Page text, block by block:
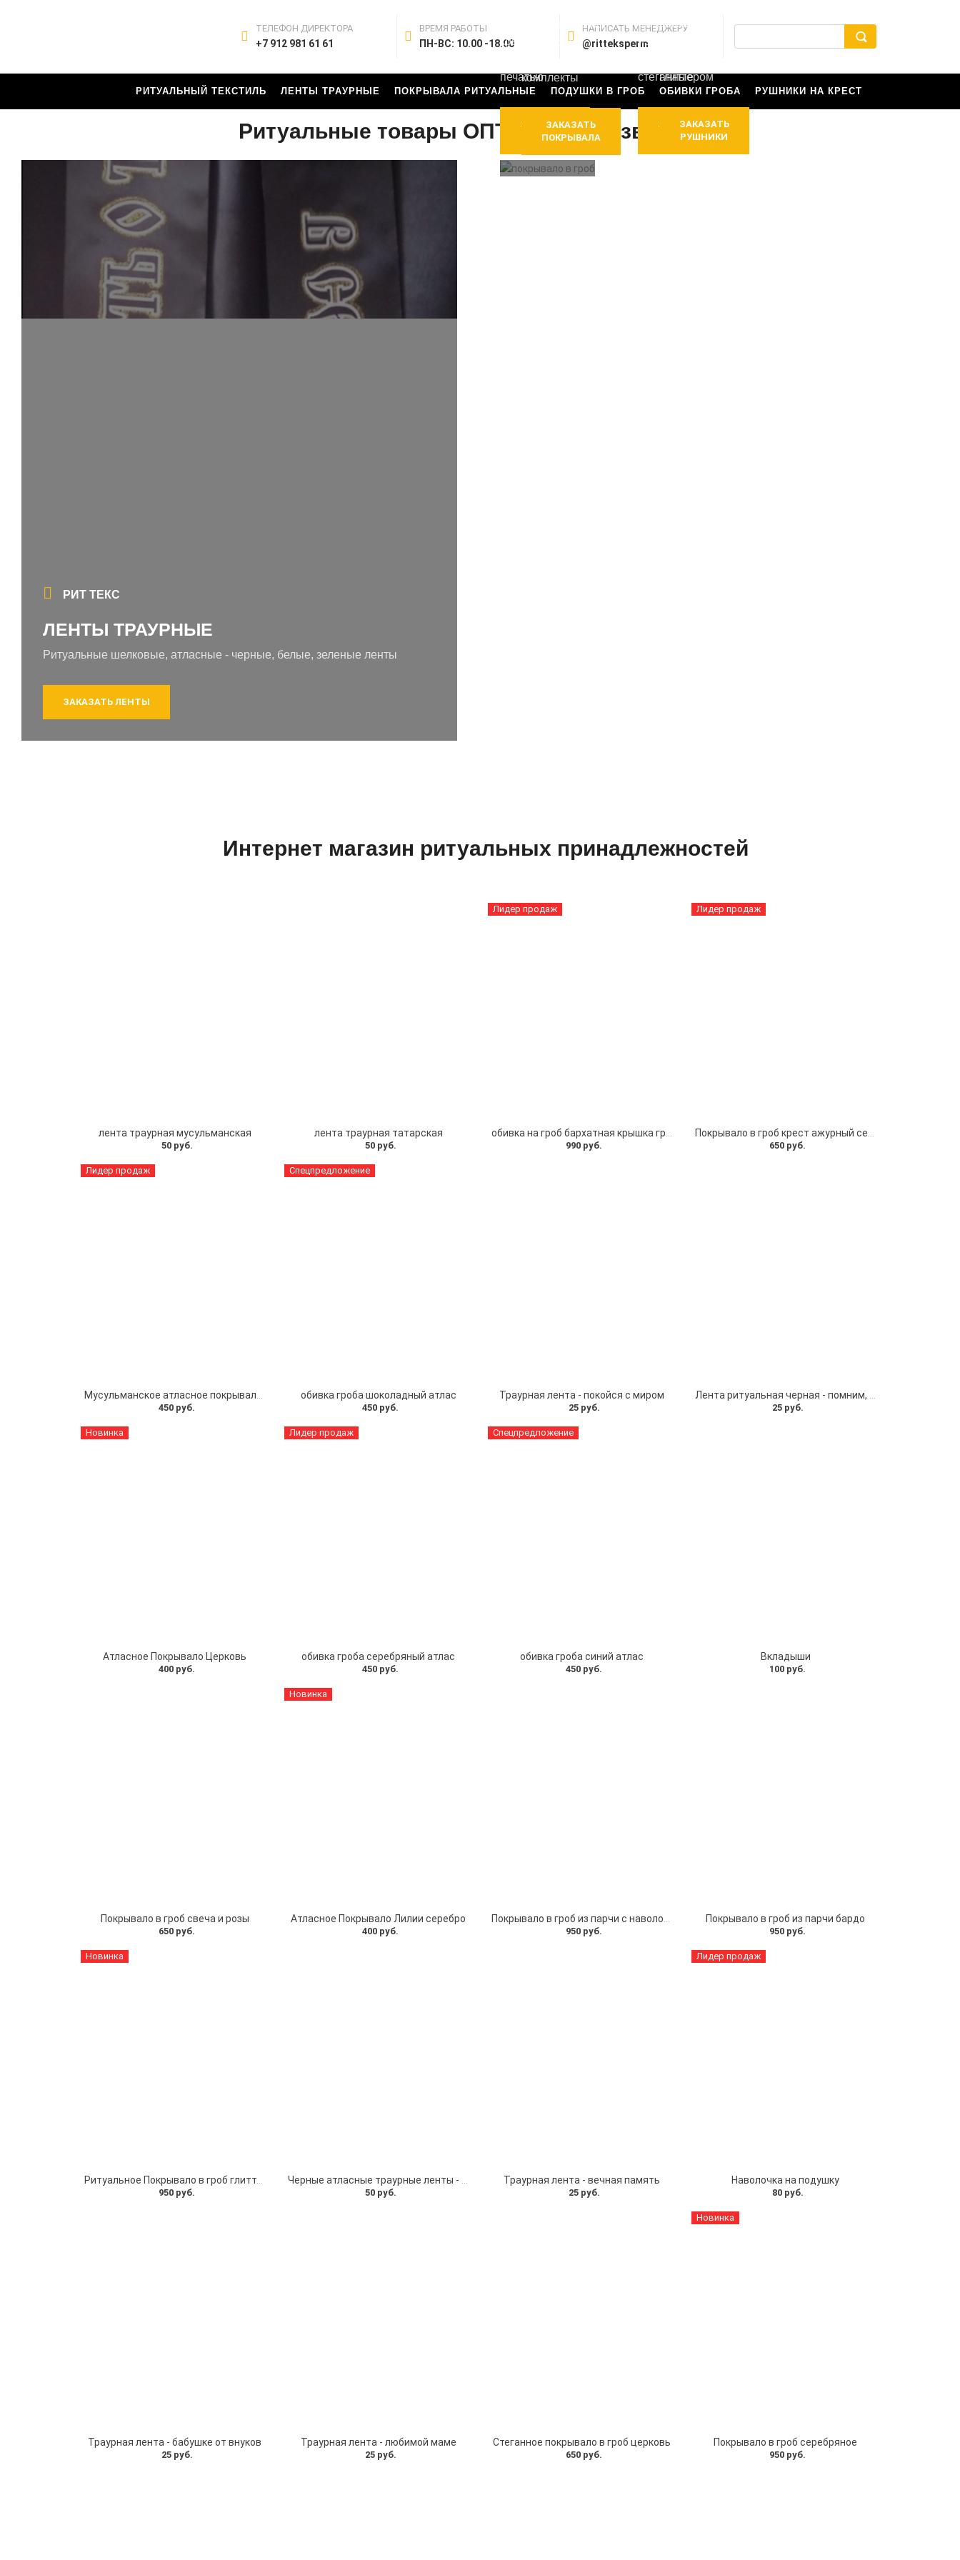
ТЕЛЕФОН ДИРЕКТОРА
+7 912 981 61 61
ВРЕМЯ РАБОТЫ
ПН-ВС: 10.00 -18.00
НАПИСАТЬ МЕНЕДЖЕРУ
@ritteksperm
РИТУАЛЬНЫЙ ТЕКСТИЛЬ ЛЕНТЫ ТРАУРНЫЕ ПОКРЫВАЛА РИТУАЛЬНЫЕ ПОДУШКИ В ГРОБ ОБИВКИ ГРОБА РУШНИКИ НА КРЕСТ
Ритуальные товары ОПТом от производителя
РИТ ТЕКС
ЛЕНТЫ ТРАУРНЫЕ
Ритуальные шелковые, атласные - черные, белые, зеленые ленты
ЗАКАЗАТЬ ЛЕНТЫ
крышкой
печатью
ЗАКАЗАТЬ
ОБИВКИ
мусульманские,
армянские,
комплекты
ЗАКАЗАТЬ
ПОКРЫВАЛА
атласные,
из
стеганные
ЗАКАЗАТЬ
ПОДУШКИ
цветной
глиттером
ЗАКАЗАТЬ
РУШНИКИ
Интернет магазин ритуальных принадлежностей
лента траурная мусульманская
50 руб.
лента траурная татарская
50 руб.
Лидер продаж
обивка на гроб бархатная крышка гроба
990 руб.
Лидер продаж
Покрывало в гроб крест ажурный серебро
650 руб.
Лидер продаж
450 руб.
Спецпредложение
обивка гроба шоколадный атлас
450 руб.
Траурная лента - покойся с миром
25 руб. 25 руб.
Новинка
Атласное Покрывало Церковь
400 руб.
Лидер продаж
обивка гроба серебряный атлас
450 руб.
Спецпредложение
обивка гроба синий атлас
450 руб.
Вкладыши
100 руб.
Покрывало в гроб свеча и розы
650 руб.
Новинка
Атласное Покрывало Лилии серебро
400 руб. 950 руб.
Покрывало в гроб из парчи бардо
950 руб.
Новинка
Ритуальное Покрывало в гроб глиттер серебро
950 руб.
Черные атласные траурные ленты - скорбим и помним
50 руб.
Траурная лента - вечная память
25 руб.
Лидер продаж
Наволочка на подушку
80 руб.
Траурная лента - бабушке от внуков
25 руб.
Траурная лента - любимой маме
25 руб.
Стеганное покрывало в гроб церковь
650 руб.
Новинка
Покрывало в гроб серебряное
950 руб.